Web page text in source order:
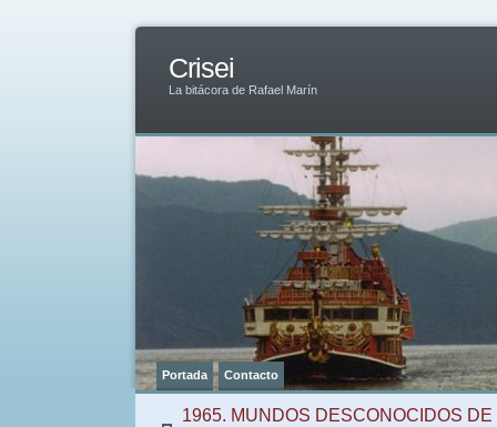
Crisei
La bitácora de Rafael Marín
Portada Contacto
1965. MUNDOS DESCONOCIDOS DE